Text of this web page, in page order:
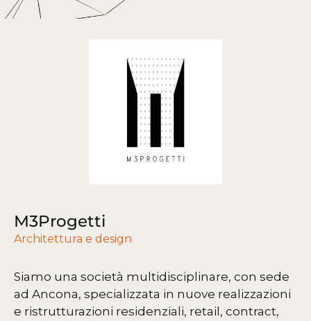
M3Progetti
Architettura e design
Siamo una società multidisciplinare, con sede
ad Ancona, specializzata in nuove realizzazioni
e ristrutturazioni residenziali, retail, contract,